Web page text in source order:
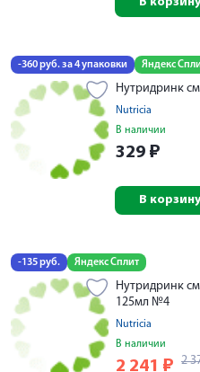
-360 руб. за 4 упаковки Яндекс
Нутридринк
Nutricia
В наличии
329 ₽
В корзину
-135 руб. Яндекс Сплит
Нутридринк
125мл №4
Nutricia
В наличии
2 241 ₽ 2